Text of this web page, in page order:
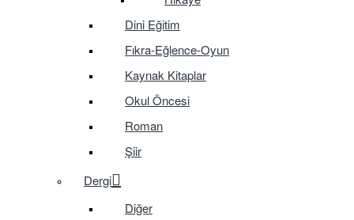
Dini Eğitim
Fıkra-Eğlence-Oyun
Kaynak Kitaplar
Okul Öncesi
Roman
Şiir
Dergi
Diğer